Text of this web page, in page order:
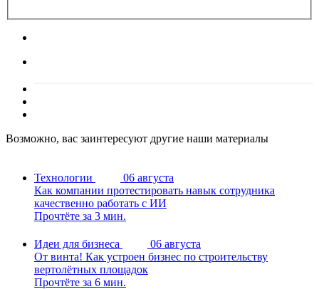
Возможно, вас заинтересуют другие наши материалы
Технологии
06 августа
Как компании протестировать навык сотрудника
качественно работать с ИИ
Прочтёте за 3 мин.
Идеи для бизнеса
06 августа
От винта! Как устроен бизнес по строительству
вертолётных площадок
Прочтёте за 6 мин.